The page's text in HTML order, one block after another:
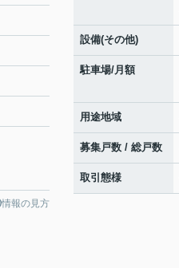
情報の見方
設備(その他)
駐車場/月額
用途地域
募集戸数 / 総戸数
取引態様